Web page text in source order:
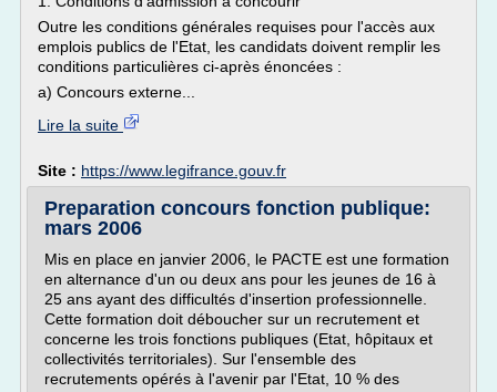
Outre les conditions générales requises pour l'accès aux
emplois publics de l'Etat, les candidats doivent remplir les
conditions particulières ci-après énoncées :
a) Concours externe...
Lire la suite
Site : https://www.legifrance.gouv.fr
Preparation concours fonction publique:
mars 2006
Mis en place en janvier 2006, le PACTE est une formation
en alternance d'un ou deux ans pour les jeunes de 16 à
25 ans ayant des difficultés d'insertion professionnelle.
Cette formation doit déboucher sur un recrutement et
concerne les trois fonctions publiques (Etat, hôpitaux et
collectivités territoriales). Sur l'ensemble des
recrutements opérés à l'avenir par l'Etat, 10 % des